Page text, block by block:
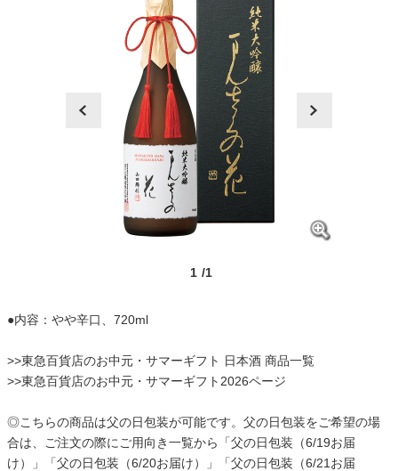
prev next
1 /1
●内容：やや辛口、720ml
>>東急百貨店のお中元・サマーギフト 日本酒 商品一覧
>>東急百貨店のお中元・サマーギフト2026ページ
◎こちらの商品は父の日包装が可能です。父の日包装をご希望の場
合は、ご注文の際にご用向き一覧から「父の日包装（6/19お届
け）」「父の日包装（6/20お届け）」「父の日包装（6/21お届